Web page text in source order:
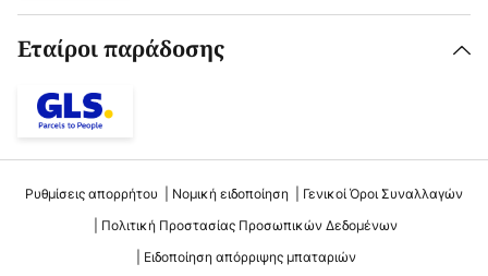
Εταίροι παράδοσης
Ρυθμίσεις απορρήτου Νομική ειδοποίηση
Γενικοί Όροι Συναλλαγών
Πολιτική Προστασίας Προσωπικών Δεδομένων
Ειδοποίηση απόρριψης μπαταριών